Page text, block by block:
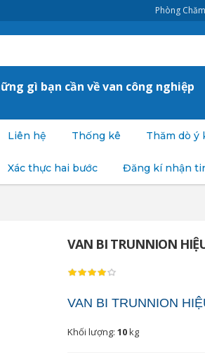
Phòng
gì bạn cần về van công nghiệp
Liên hệ Thống kê Thăm dò ý
Xác thực hai bước Đăng kí nhận
VAN BI TRUNNION
VAN BI TRUNNION
Khối lượng: 10kg